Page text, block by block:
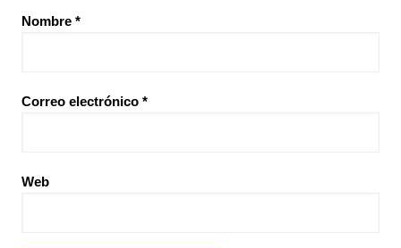
Nombre *
Correo electrónico *
Web